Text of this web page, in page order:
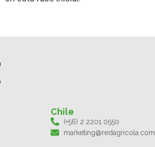
Chile
(+56) 2 2201 0550
marketing@redagricola.com